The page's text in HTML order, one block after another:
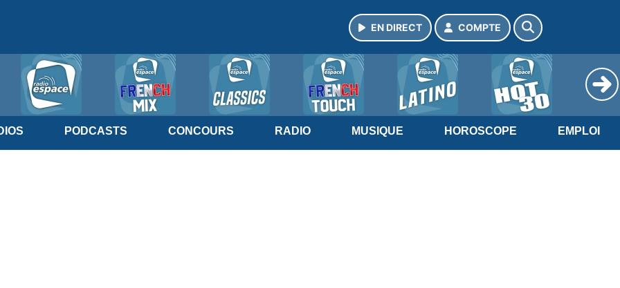
EN DIRECT COMPTE
PODCASTS CONCOURS RADIO MUSIQUE HOROSCOPE EMPLOI